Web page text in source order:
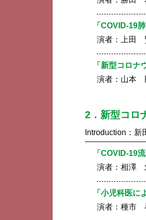
「COVID-19
演者：
上田
「新型コロナ
演者： 山本
2．新型コロ
Introduction： 新
「COVID-19
演者： 相澤
「小児科医
演者： 種市